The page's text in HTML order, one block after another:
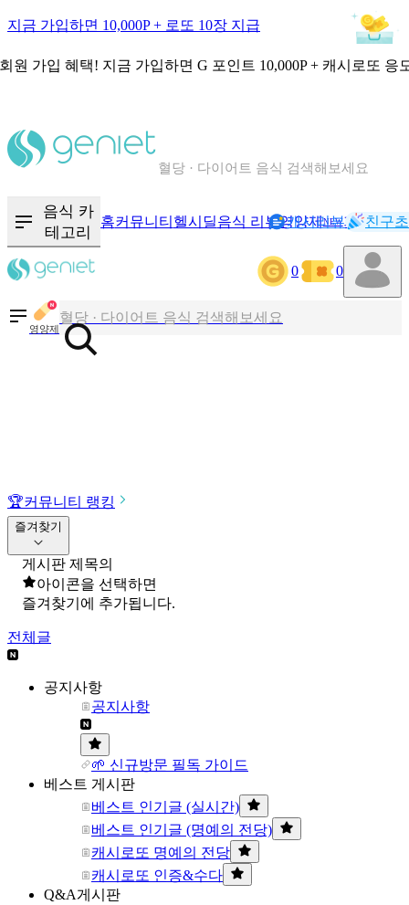
지금 가입하면 10,000P + 로또 10장 지급
원 가입 혜택! 지금 가입하면 G 포인트 10,000P + 캐시로또 응
혈당 · 다이어트 음식 검색해보세요
음식 카
테고리
홈커뮤니티 헬시딜음식 리뷰영양제NEW기록
캐시리뷰 친구
0 0
영양제
칼로리와 영양성분을 검색해보세요
혈당 · 다이어트 음식 검색해보세요
음식 · 영양제 리뷰를 찾아보세요
🏆커뮤니티 랭킹
즐겨찾기
게시판 제목의
아이콘을 선택하면
즐겨찾기에 추가됩니다.
전체글
공지사항
공지사항
🌱 신규방문 필독 가이드
베스트 게시판
베스트 인기글 (실시간)
베스트 인기글 (명예의 전당)
캐시로또 명예의 전당
캐시로또 인증&수다
Q&A게시판